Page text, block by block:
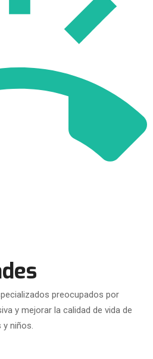
preocupados por
y mejorar la calidad de vida de
niños.